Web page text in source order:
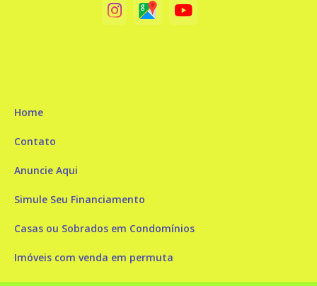
Home
Contato
Anuncie Aqui
Simule Seu Financiamento
Casas ou Sobrados em Condomínios
Imóveis com venda em permuta